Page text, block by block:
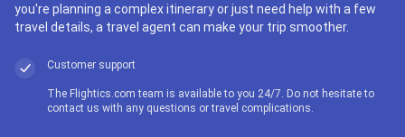
you're planning a complex itinerary or just need help with a few
travel details, a travel agent can make your trip smoother.
Customer support
The Flightics.com team is available to you 24/7. Do not hesitate to
contact us with any questions or travel complications.